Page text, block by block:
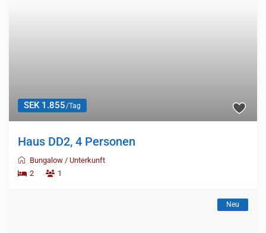
SEK 1.855/Tag
Haus DD2, 4 Personen
Bungalow /Unterkunft
2
1
Neu